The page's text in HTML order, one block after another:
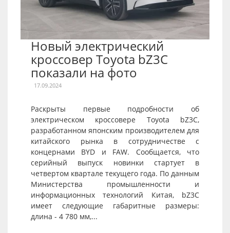
Новый электрический
кроссовер Toyota bZ3C
показали на фото
17.09.2024
Раскрыты первые подробности об
электрическом кроссовере Toyota bZ3C,
разработанном японским производителем для
китайского рынка в сотрудничестве с
концернами BYD и FAW. Сообщается, что
серийный выпуск новинки стартует в
четвертом квартале текущего года. По данным
Министерства промышленности и
информационных технологий Китая, bZ3C
имеет следующие габаритные размеры:
длина - 4 780 мм,...